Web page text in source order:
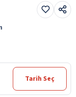
Tarih Seç